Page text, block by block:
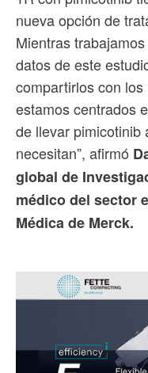
nueva opción de
Mientras
datos de este
compartirlos con
estamos centrados
de llevar pimicotinib
necesitan”, afirmó
global de
médico del sector
Médica de Merck.